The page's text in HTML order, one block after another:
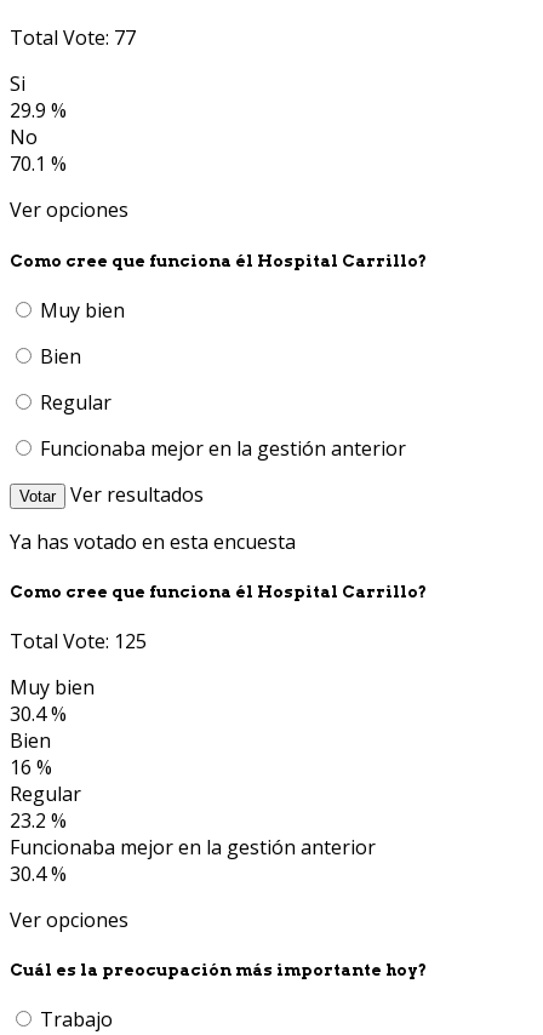
Total Vote: 77
Si
29.9 %
No
70.1 %
Ver opciones
Como cree que funciona él Hospital Carrillo?
Muy bien
Bien
Regular
Funcionaba mejor en la gestión anterior
Votar
Ver resultados
Ya has votado en esta encuesta
Como cree que funciona él Hospital Carrillo?
Total Vote: 125
Muy bien
30.4 %
Bien
16 %
Regular
23.2 %
Funcionaba mejor en la gestión anterior
30.4 %
Ver opciones
Cuál es la preocupación más importante hoy?
Trabajo